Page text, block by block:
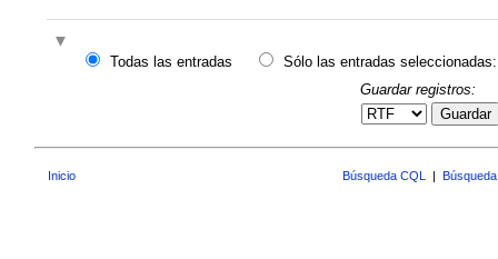
Todas las entradas
Sólo las entradas seleccionadas:
Guardar registros:
Guardar
Inicio Búsqueda CQL